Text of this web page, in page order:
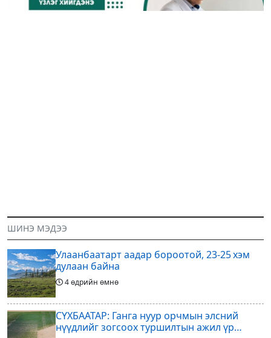
ШИНЭ МЭДЭЭ
Улаанбаатарт аадар бороотой, 23-25 хэм
дулаан байна
4 өдрийн өмнө
СҮХБААТАР: Ганга нуур орчмын элсний
нүүдлийг зогсоох туршилтын ажил үр